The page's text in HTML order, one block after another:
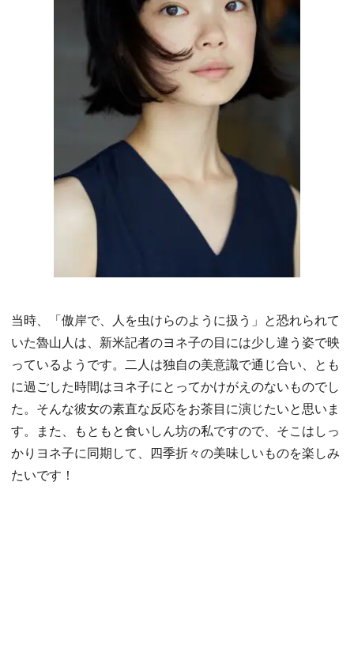
当時、「傲岸で、人を虫けらのように扱う」と恐れられて
いた魯山人は、新米記者のヨネ子の目には少し違う姿で映
っているようです。二人は独自の美意識で通じ合い、とも
に過ごした時間はヨネ子にとってかけがえのないものでし
た。そんな彼女の素直な反応をお茶目に演じたいと思いま
す。また、もともと食いしん坊の私ですので、そこはしっ
かりヨネ子に同期して、四季折々の美味しいものを楽しみ
たいです！